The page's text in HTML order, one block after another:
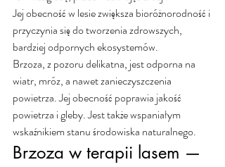
Jej obecność w lesie zwiększa bioróżnorodność i
przyczynia się do tworzenia zdrowszych,
bardziej odpornych ekosystemów.
Brzoza, z pozoru delikatna, jest odporna na
wiatr, mróz, a nawet zanieczyszczenia
powietrza. Jej obecność poprawia jakość
powietrza i gleby. Jest także wspaniałym
wskaźnikiem stanu środowiska naturalnego.
Brzoza w terapii lasem —